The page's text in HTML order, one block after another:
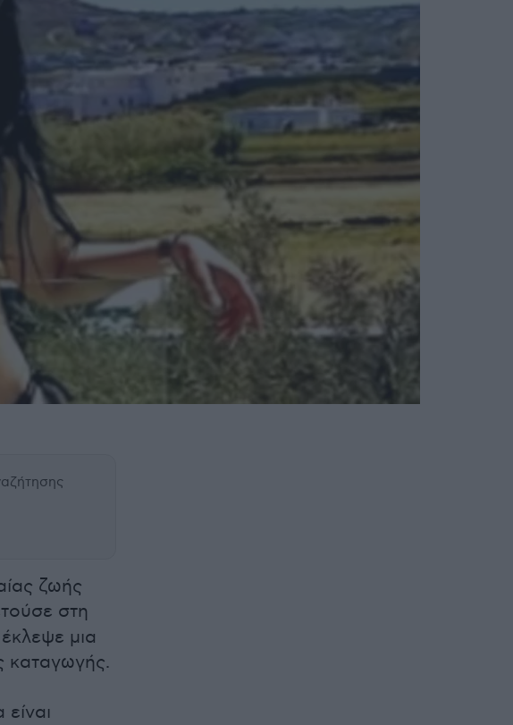
ζωής
στη
μια
καταγωγής.